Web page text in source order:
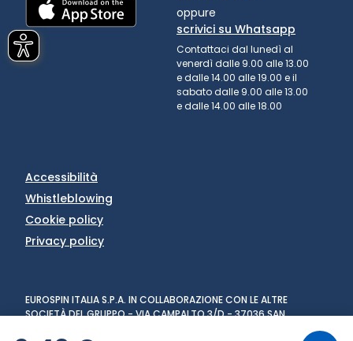
oppure
scrivici su Whatsapp
Contattaci dal lunedì al
venerdì dalle 9.00 alle 13.00
e dalle 14.00 alle 19.00 e il
sabato dalle 9.00 alle 13.00
e dalle 14.00 alle 18.00
Accessibilità
Whistleblowing
Cookie policy
Privacy policy
EUROSPIN ITALIA S.P.A. IN COLLABORAZIONE CON LE ALTRE
SOCIETÀ DEL GRUPPO - VIA CAMPALTO 3/D - 37036 SAN
MARTINO BUON ALBERGO (VR) - FAX +39 045 8782333 - PARTITA